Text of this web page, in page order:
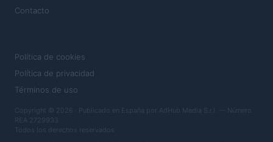
Contacto
Política de cookies
Política de privacidad
Términos de uso
Copyright © 2026 · Publicado en España por AdHub Media S.r.l. — Número
REA 2729933
Todos los derechos reservados